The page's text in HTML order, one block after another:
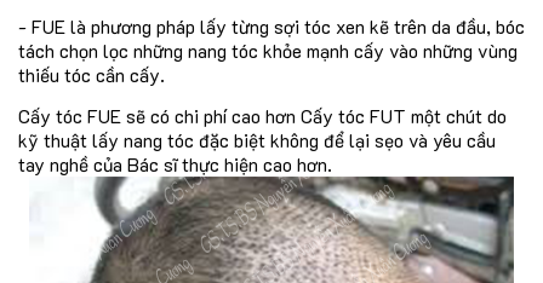
- FUE là phương pháp lấy từng sợi tóc xen kẽ trên da đầu, bóc
tách chọn lọc những nang tóc khỏe mạnh cấy vào những vùng
thiếu tóc cần cấy.
Cấy tóc FUE sẽ có chi phí cao hơn Cấy tóc FUT một chút do
kỹ thuật lấy nang tóc đặc biệt không để lại sẹo và yêu cầu
tay nghề của Bác sĩ thực hiện cao hơn.